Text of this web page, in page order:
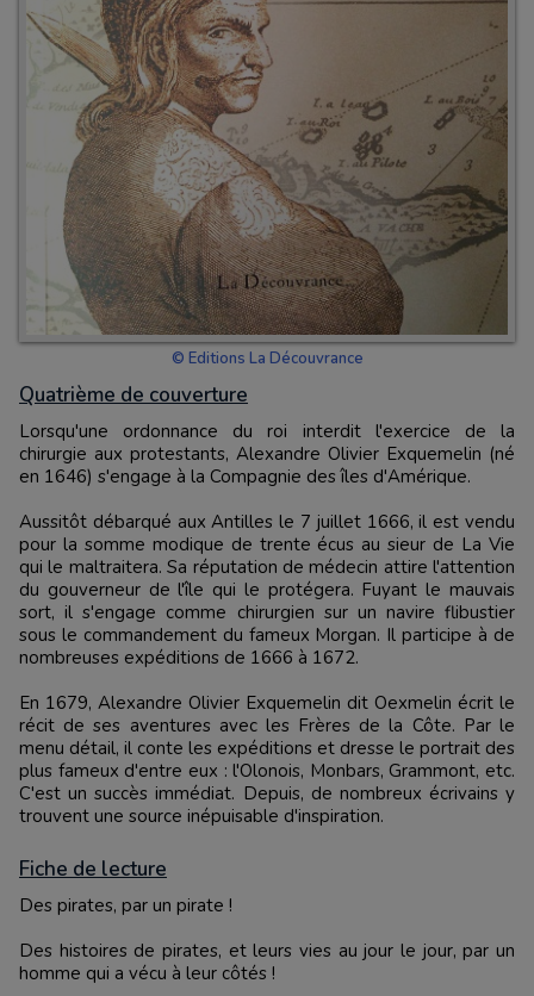
© Editions La Découvrance
Quatrième de couverture
Lorsqu'une ordonnance du roi interdit l'exercice de la
chirurgie aux protestants, Alexandre Olivier Exquemelin (né
en 1646) s'engage à la Compagnie des îles d'Amérique.
Aussitôt débarqué aux Antilles le 7 juillet 1666, il est vendu
pour la somme modique de trente écus au sieur de La Vie
qui le maltraitera. Sa réputation de médecin attire l'attention
du gouverneur de l'île qui le protégera. Fuyant le mauvais
sort, il s'engage comme chirurgien sur un navire flibustier
sous le commandement du fameux Morgan. Il participe à de
nombreuses expéditions de 1666 à 1672.
En 1679, Alexandre Olivier Exquemelin dit Oexmelin écrit le
récit de ses aventures avec les Frères de la Côte. Par le
menu détail, il conte les expéditions et dresse le portrait des
plus fameux d'entre eux : l'Olonois, Monbars, Grammont, etc.
C'est un succès immédiat. Depuis, de nombreux écrivains y
trouvent une source inépuisable d'inspiration.
Fiche de lecture
Des pirates, par un pirate !
Des histoires de pirates, et leurs vies au jour le jour, par un
homme qui a vécu à leur côtés !